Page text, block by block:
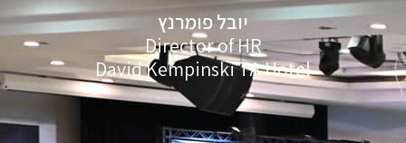
יובל פומרנץ
Director of HR
David Kempinski TA Hotel